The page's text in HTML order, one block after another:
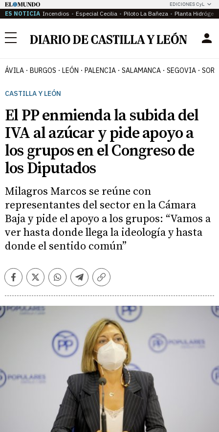
EDICIONES CyL
ES NOTICIA Incendios Especial Cecilia Piloto La Bañeza Planta
Menú
ÁVILA BURGOS LEÓN PALENCIA SALAMANCA SEGOVIA
CASTILLA Y LEÓN
El PP enmienda la subida del
IVA al azúcar y pide apoyo a
los grupos en el Congreso de
los Diputados
Milagros Marcos se reúne con
representantes del sector en la Cámara
Baja y pide el apoyo a los grupos: “Vamos a
ver hasta donde llega la ideología y hasta
donde el sentido común”
FacebookTwitterWhatsappTelegramCopiar